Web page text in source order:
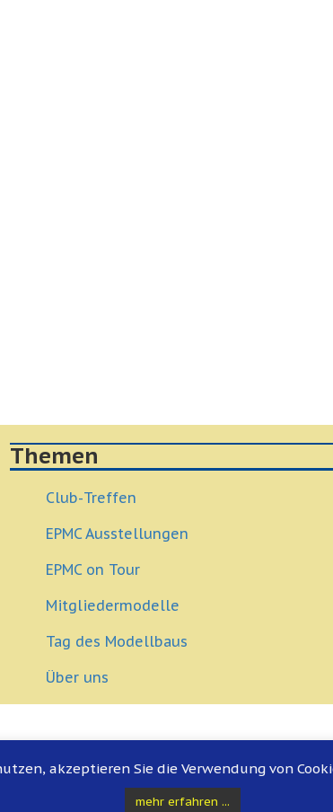
Themen
Club-Treffen
EPMC Ausstellungen
EPMC on Tour
Mitgliedermodelle
Tag des Modellbaus
Über uns
akzeptieren Sie die Verwendung von
mehr erfahren ...